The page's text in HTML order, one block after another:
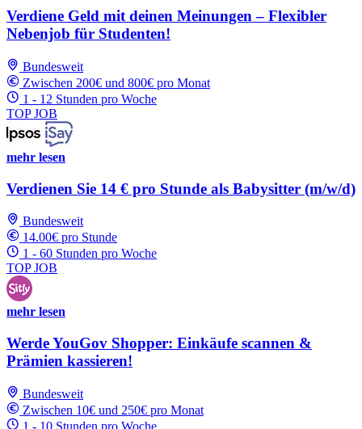
Verdiene Geld mit deinen Meinungen – Flexibler
Nebenjob für Studenten!
Bundesweit
Zwischen 200€ und 800€ pro Monat
1 - 12 Stunden pro Woche
TOP JOB
mehr lesen
Verdienen Sie 14 € pro Stunde als Babysitter (m/w/d)
Bundesweit
14.00€ pro Stunde
1 - 60 Stunden pro Woche
TOP JOB
mehr lesen
Werde YouGov Shopper: Einkäufe scannen &
Prämien kassieren!
Bundesweit
Zwischen 10€ und 250€ pro Monat
1 - 10 Stunden pro Woche